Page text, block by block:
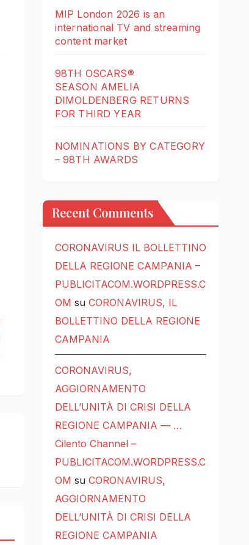
MIP London 2026 is an
international TV and streaming
content market
98TH OSCARS®
SEASON AMELIA
DIMOLDENBERG RETURNS
FOR THIRD YEAR
NOMINATIONS BY CATEGORY
– 98TH AWARDS
Recent Comments
CORONAVIRUS IL BOLLETTINO
DELLA REGIONE CAMPANIA –
PUBLICITACOM.WORDPRESS.C
OM su CORONAVIRUS, IL
BOLLETTINO DELLA REGIONE
CAMPANIA
CORONAVIRUS,
AGGIORNAMENTO
DELL’UNITÀ DI CRISI DELLA
REGIONE CAMPANIA — …
Cilento Channel –
PUBLICITACOM.WORDPRESS.C
OM su CORONAVIRUS,
AGGIORNAMENTO
DELL’UNITÀ DI CRISI DELLA
REGIONE CAMPANIA